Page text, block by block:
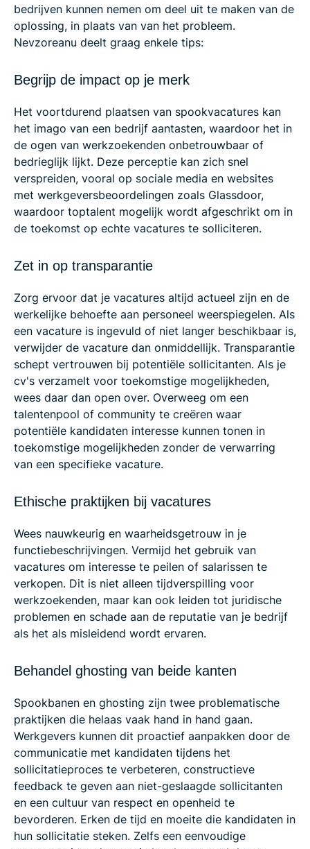
bedrijven kunnen nemen om deel uit te maken van de
oplossing, in plaats van van het probleem.
Nevzoreanu deelt graag enkele tips:
Begrijp de impact op je merk
Het voortdurend plaatsen van spookvacatures kan
het imago van een bedrijf aantasten, waardoor het in
de ogen van werkzoekenden onbetrouwbaar of
bedrieglijk lijkt. Deze perceptie kan zich snel
verspreiden, vooral op sociale media en websites
met werkgeversbeoordelingen zoals Glassdoor,
waardoor toptalent mogelijk wordt afgeschrikt om in
de toekomst op echte vacatures te solliciteren.
Zet in op transparantie
Zorg ervoor dat je vacatures altijd actueel zijn en de
werkelijke behoefte aan personeel weerspiegelen. Als
een vacature is ingevuld of niet langer beschikbaar is,
verwijder de vacature dan onmiddellijk. Transparantie
schept vertrouwen bij potentiële sollicitanten. Als je
cv's verzamelt voor toekomstige mogelijkheden,
wees daar dan open over. Overweeg om een
talentenpool of community te creëren waar
potentiële kandidaten interesse kunnen tonen in
toekomstige mogelijkheden zonder de verwarring
van een specifieke vacature.
Ethische praktijken bij vacatures
Wees nauwkeurig en waarheidsgetrouw in je
functiebeschrijvingen. Vermijd het gebruik van
vacatures om interesse te peilen of salarissen te
verkopen. Dit is niet alleen tijdverspilling voor
werkzoekenden, maar kan ook leiden tot juridische
problemen en schade aan de reputatie van je bedrijf
als het als misleidend wordt ervaren.
Behandel ghosting van beide kanten
Spookbanen en ghosting zijn twee problematische
praktijken die helaas vaak hand in hand gaan.
Werkgevers kunnen dit proactief aanpakken door de
communicatie met kandidaten tijdens het
sollicitatieproces te verbeteren, constructieve
feedback te geven aan niet-geslaagde sollicitanten
en een cultuur van respect en openheid te
bevorderen. Erken de tijd en moeite die kandidaten in
hun sollicitatie steken. Zelfs een eenvoudige